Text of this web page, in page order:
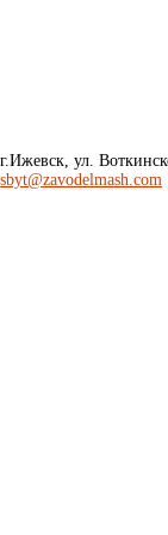
г.Ижевск, ул.
sbyt@zavodelmash.com